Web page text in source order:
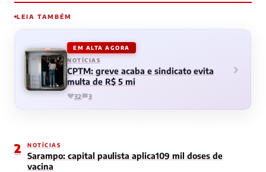
LEIA TAMBÉM
EM ALTA AGORA
NOTÍCIAS
CPTM: greve acaba e sindicato evita
multa de R$ 5 mi
32 3
2 NOTÍCIAS
Sarampo: capital paulista aplica109 mil doses de
vacina